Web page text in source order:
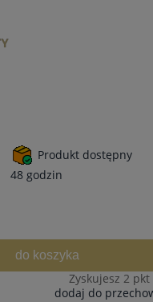
Produkt dostępny
48 godzin
do koszyka
Zyskujesz 2 pkt
dodaj do